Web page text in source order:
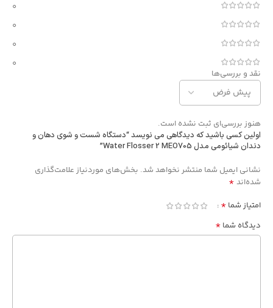
0
0
0
0
نقد و بررسی‌ها
هنوز بررسی‌ای ثبت نشده است.
اولین کسی باشید که دیدگاهی می نویسد “دستگاه شست و شوی دهان و
دندان شیائومی مدل Water Flosser 2 MEO705”
نشانی ایمیل شما منتشر نخواهد شد. بخش‌های موردنیاز علامت‌گذاری
شده‌اند *
امتیاز شما *
دیدگاه شما *
Alternative: